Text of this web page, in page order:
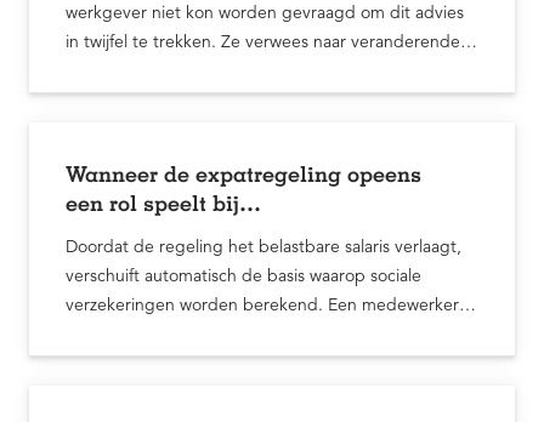
werkgever niet kon worden gevraagd om dit advies
in twijfel te trekken. Ze verwees naar veranderende
Wanneer de expatregeling opeens
een rol speelt bij
Doordat de regeling het belastbare salaris verlaagt,
verschuift automatisch de basis waarop sociale
verzekeringen worden berekend. Een medewerker